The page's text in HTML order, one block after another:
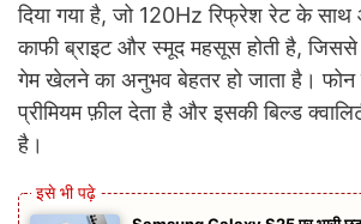
दिया गया है, जो 120Hz रिफ्रेश रेट के
काफी ब्राइट और स्मूद महसूस होती है,
गेम खेलने का अनुभव बेहतर हो जाता है। फोन
प्रीमियम फ़ील देता है और इसकी बिल्ड
है।